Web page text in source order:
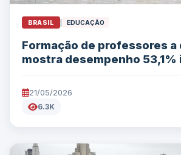
BRASIL EDUCAÇÃO
Formação de professores
mostra desempenho
21/05/2026
6.3K